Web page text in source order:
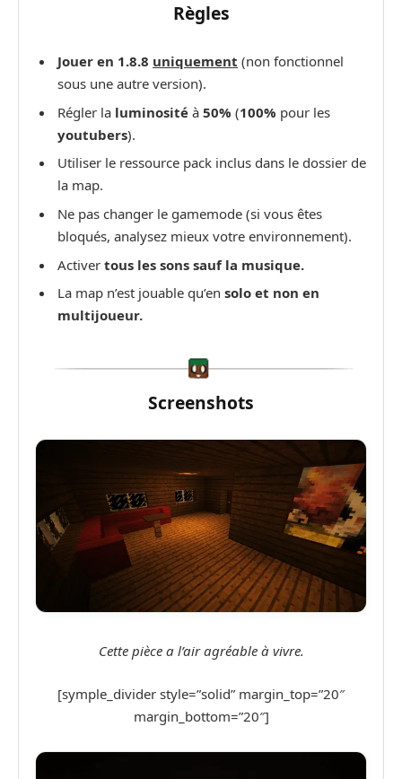
Règles
Jouer en 1.8.8 uniquement (non fonctionnel
sous une autre version).
Régler la luminosité à 50% (100% pour les
youtubers).
Utiliser le ressource pack inclus dans le dossier de
la map.
Ne pas changer le gamemode (si vous êtes
bloqués, analysez mieux votre environnement).
Activer tous les sons sauf la musique.
La map n’est jouable qu’en solo et non en
multijoueur.
Screenshots
Cette pièce a l’air agréable à vivre.
[symple_divider style=”solid” margin_top=”20″
margin_bottom=”20″]